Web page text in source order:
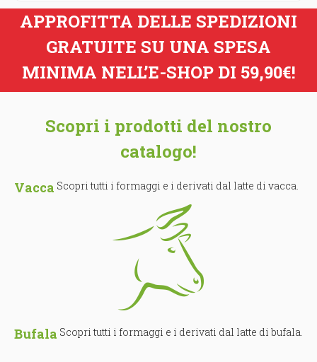
APPROFITTA DELLE SPEDIZIONI
GRATUITE SU UNA SPESA
MINIMA NELL’E-SHOP DI 59,90€!
Scopri i prodotti del nostro
catalogo!
Vacca Scopri tutti i formaggi e i derivati dal latte di vacca.
Bufala Scopri tutti i formaggi e i derivati dal latte di bufala.